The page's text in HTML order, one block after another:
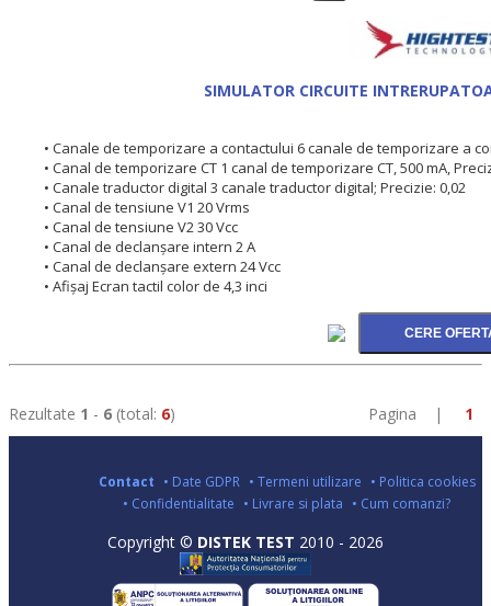
SIMULATOR CIRCUITE
• Canale de temporizare a contactului 6 canale de temporizare a
• Canal de temporizare CT 1 canal de temporizare CT, 500 mA,
• Canale traductor digital 3 canale traductor digital; Precizie: 0,02
• Canal de tensiune V1 20 Vrms
• Canal de tensiune V2 30 Vcc
• Canal de declanșare intern 2 A
• Canal de declanșare extern 24 Vcc
• Afișaj Ecran tactil color de 4,3 inci
Rezultate 1 - 6 (total: 6) Pagina | 1
Contact • Date GDPR • Termeni utilizare • Politica cookies
• Confidentialitate • Livrare si plata • Cum comanzi?
Copyright © DISTEK TEST 2010 - 2026